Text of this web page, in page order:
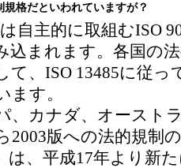
規格だといわれていますが？
自主的に取組むISO
込まれます。各国の
て、ISO 13485に従
ます。
、カナダ、オースト
2003版への法的規制
は、平成17年より新